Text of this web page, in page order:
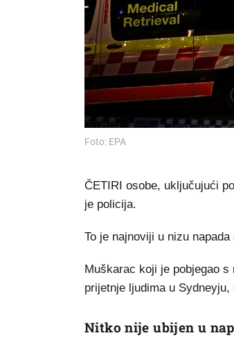
Foto: EPA
ČETIRI osobe, uključujući
je policija.
To je najnoviji u nizu
Muškarac koji je pobjegao
prijetnje ljudima u
Nitko nije ubijen u